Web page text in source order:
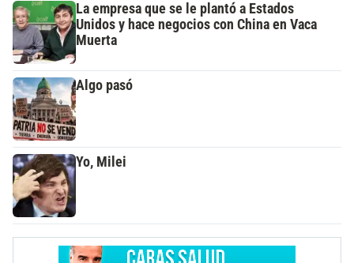
La empresa que se le plantó a Estados
Unidos y hace negocios con China en Vaca
Muerta
Algo pasó
Yo, Milei